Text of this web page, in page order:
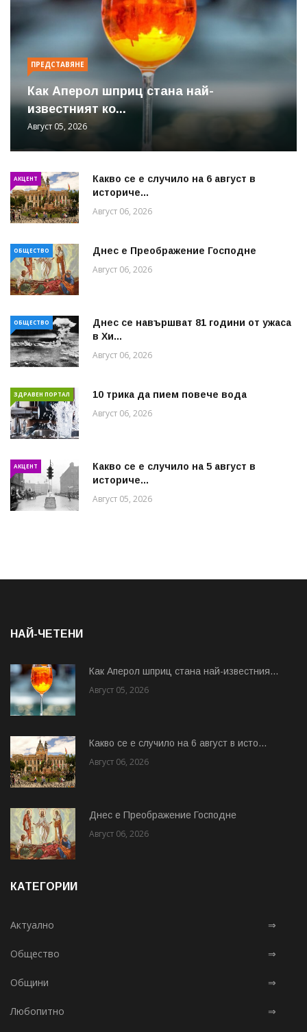
ПРЕДСТАВЯНЕ
Как Аперол шприц стана най-
известният ко...
Август 05, 2026
АКЦЕНТ
Какво се е случило на 6 август в
историче...
Август 06, 2026
ОБЩЕСТВО Днес е Преображение Господне
Август 06, 2026
ОБЩЕСТВО
Днес се навършват 81 години от ужаса
в Хи...
Август 06, 2026
ЗДРАВЕН ПОРТАЛ 10 трика да пием повече вода
Август 06, 2026
АКЦЕНТ
Какво се е случило на 5 август в
историче...
Август 05, 2026
НАЙ-ЧЕТЕНИ
Как Аперол шприц стана най-известния...
Август 05, 2026
Какво се е случило на 6 август в исто...
Август 06, 2026
Днес е Преображение Господне
Август 06, 2026
КАТЕГОРИИ
Актуално ⇒
Общество ⇒
Общини ⇒
Любопитно ⇒